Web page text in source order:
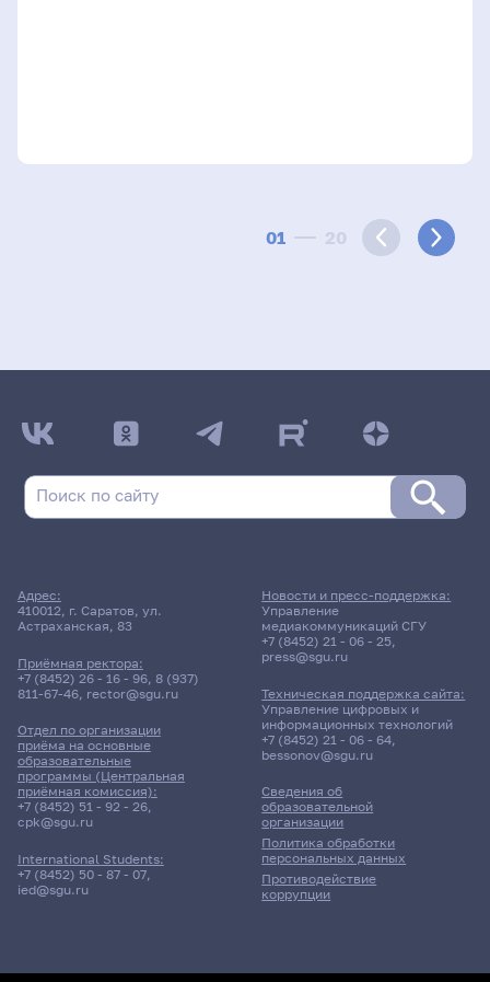
01 20
Адрес:
410012, г. Саратов, ул.
Астраханская, 83
Приёмная ректора:
+7 (8452) 26 - 16 - 96, 8 (937)
811-67-46, rector@sgu.ru
Отдел по организации
приёма на основные
образовательные
программы (Центральная
приёмная комиссия):
+7 (8452) 51 - 92 - 26,
cpk@sgu.ru
International Students:
+7 (8452) 50 - 87 - 07,
ied@sgu.ru
Сведения об
образовательной
организации
Политика обработки
персональных данных
Противодействие
коррупции
Новости и пресс-поддержка:
Управление
медиакоммуникаций СГУ
+7 (8452) 21 - 06 - 25,
press@sgu.ru
Техническая поддержка сайта:
Управление цифровых и
информационных технологий
+7 (8452) 21 - 06 - 64,
bessonov@sgu.ru